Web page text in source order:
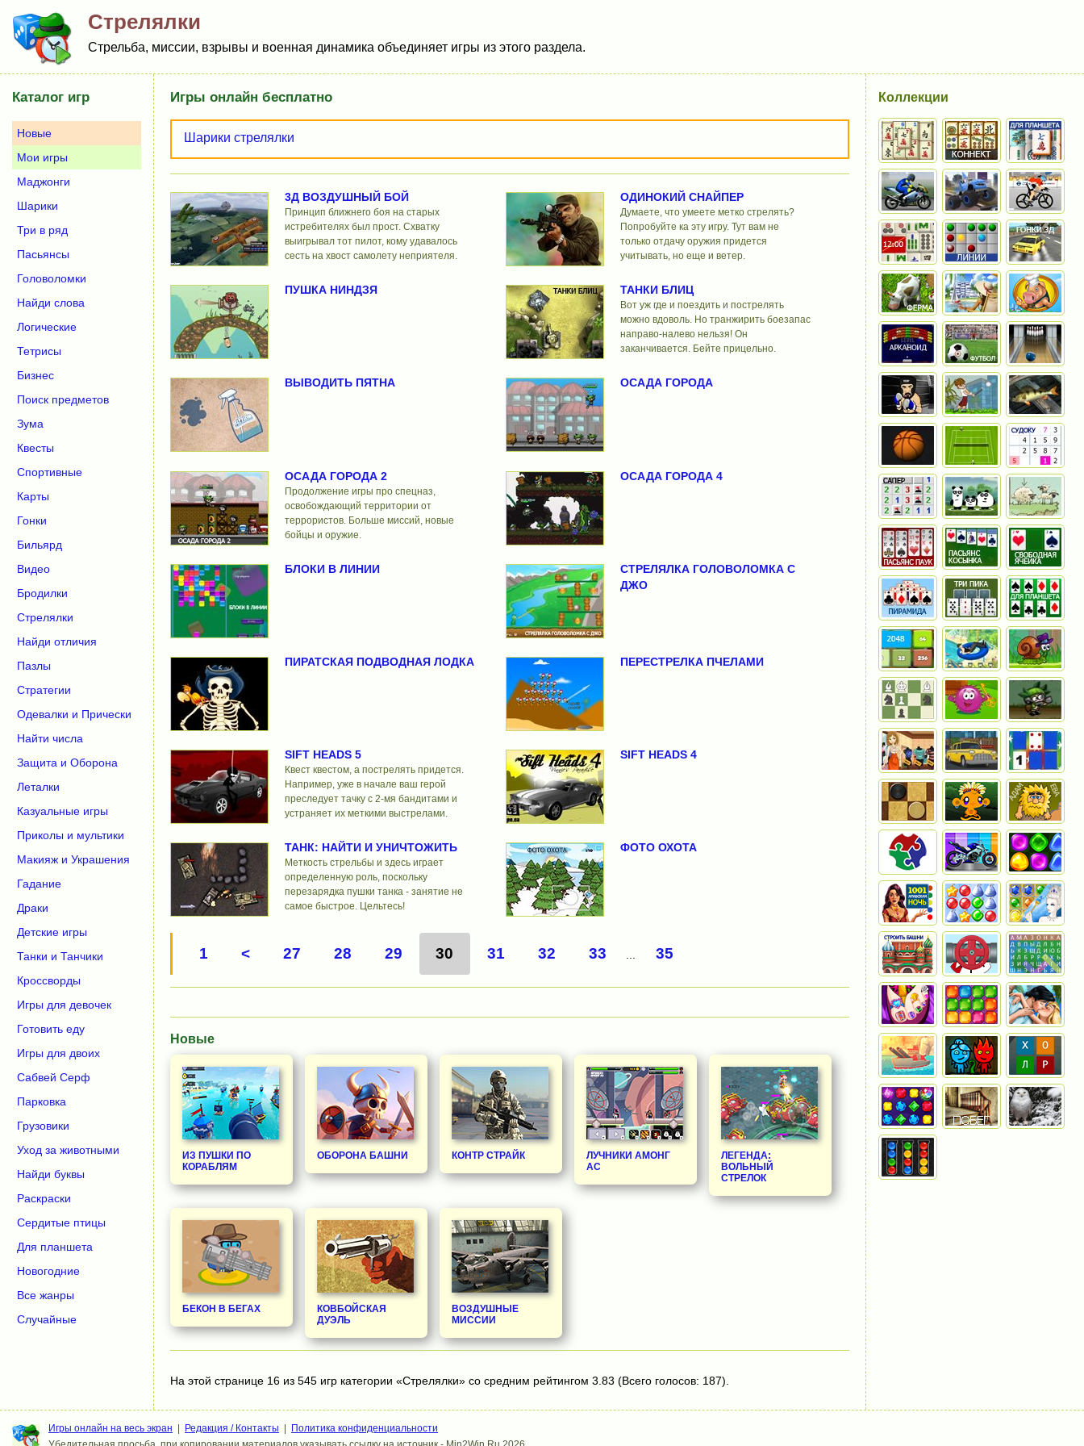
Стрелялки
Стрельба, миссии, взрывы и военная динамика объединяет игры из этого раздела.
Игры онлайн бесплатно
Шарики стрелялки
3Д ВОЗДУШНЫЙ БОЙ
Принцип ближнего боя на старых
истребителях был прост. Схватку
выигрывал тот пилот, кому удавалось
сесть на хвост самолету неприятеля.
ОДИНОКИЙ СНАЙПЕР
Думаете, что умеете метко стрелять?
Попробуйте ка эту игру. Тут вам не
только отдачу оружия придется
учитывать, но еще и ветер.
ПУШКА НИНДЗЯ ТАНКИ БЛИЦ
Вот уж где и поездить и пострелять
можно вдоволь. Но транжирить боезапас
направо-налево нельзя! Он
заканчивается. Бейте прицельно.
ВЫВОДИТЬ ПЯТНА ОСАДА ГОРОДА
ОСАДА ГОРОДА 2
Продолжение игры про спецназ,
освобождающий территории от
террористов. Больше миссий, новые
бойцы и оружие.
ОСАДА ГОРОДА 4
БЛОКИ В ЛИНИИ
СТРЕЛЯЛКА ГОЛОВОЛОМКА С
ДЖО
ПИРАТСКАЯ ПОДВОДНАЯ ЛОДКА ПЕРЕСТРЕЛКА ПЧЕЛАМИ
SIFT HEADS 5
Квест квестом, а пострелять придется.
Например, уже в начале ваш герой
преследует тачку с 2-мя бандитами и
устраняет их меткими выстрелами.
SIFT HEADS 4
ТАНК: НАЙТИ И УНИЧТОЖИТЬ
Меткость стрельбы и здесь играет
определенную роль, поскольку
перезарядка пушки танка - занятие не
самое быстрое. Цельтесь!
ФОТО ОХОТА
1 < 27 28 29 30 31 32 33 35
Новые
ИЗ ПУШКИ ПО
КОРАБЛЯМ
ОБОРОНА БАШНИ КОНТР СТРАЙК
ЛУЧНИКИ АМОНГ
АС
ЛЕГЕНДА:
ВОЛЬНЫЙ
СТРЕЛОК
БЕКОН В БЕГАХ
КОВБОЙСКАЯ
ДУЭЛЬ
ВОЗДУШНЫЕ
МИССИИ
На этой странице 16 из 545 игр категории «Стрелялки» со средним рейтингом 3.83 (Всего голосов: 187).
Каталог игр
Новые
Мои игры
Маджонги
Шарики
Три в ряд
Пасьянсы
Головоломки
Найди слова
Логические
Тетрисы
Бизнес
Поиск предметов
Зума
Квесты
Спортивные
Карты
Гонки
Бильярд
Видео
Бродилки
Стрелялки
Найди отличия
Пазлы
Стратегии
Одевалки и Прически
Найти числа
Защита и Оборона
Леталки
Казуальные игры
Приколы и мультики
Макияж и Украшения
Гадание
Драки
Детские игры
Танки и Танчики
Кроссворды
Игры для девочек
Готовить еду
Игры для двоих
Сабвей Серф
Парковка
Грузовики
Уход за животными
Найди буквы
Раскраски
Сердитые птицы
Для планшета
Новогодние
Все жанры
Случайные
Коллекции
Игры онлайн на весь экран | Редакция / Контакты | Политика конфиденциальности